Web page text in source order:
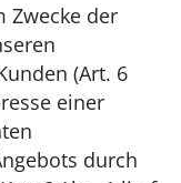
Zwecke der
(Art. 6
einer
durch